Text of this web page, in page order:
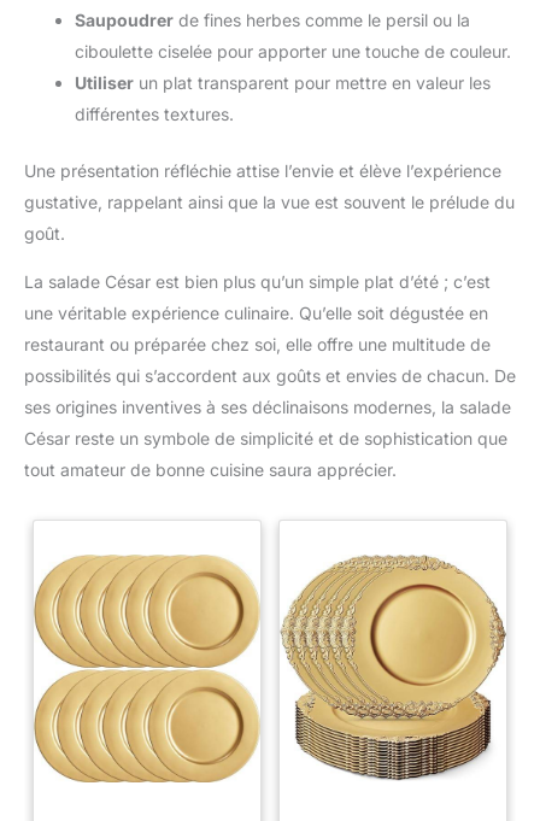
Saupoudrer de fines herbes comme le persil ou la
ciboulette ciselée pour apporter une touche de couleur.
Utiliser un plat transparent pour mettre en valeur les
différentes textures.
Une présentation réfléchie attise l’envie et élève l’expérience
gustative, rappelant ainsi que la vue est souvent le prélude du
goût.
La salade César est bien plus qu’un simple plat d’été ; c’est
une véritable expérience culinaire. Qu’elle soit dégustée en
restaurant ou préparée chez soi, elle offre une multitude de
possibilités qui s’accordent aux goûts et envies de chacun. De
ses origines inventives à ses déclinaisons modernes, la salade
César reste un symbole de simplicité et de sophistication que
tout amateur de bonne cuisine saura apprécier.